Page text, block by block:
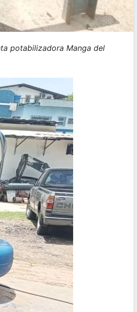
potabilizadora Manga del